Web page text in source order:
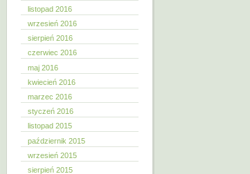
listopad 2016
wrzesień 2016
sierpień 2016
czerwiec 2016
maj 2016
kwiecień 2016
marzec 2016
styczeń 2016
listopad 2015
październik 2015
wrzesień 2015
sierpień 2015